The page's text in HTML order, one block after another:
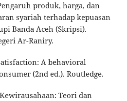
produk, harga, dan
syariah terhadap kepuasan
Banda Aceh (Skripsi).
Ar-Raniry.
A behavioral
(2nd ed.). Routledge.
Teori dan